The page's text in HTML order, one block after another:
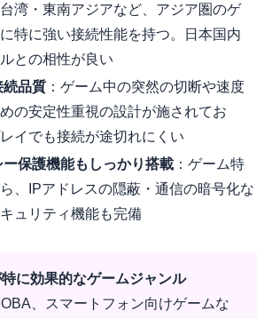
湾・東南アジアなど、アジア圏のゲ
特に強い接続性能を持つ。日本国内
との相性が良い
続品質 ：ゲーム中の突然の切断や速度
の安定性重視の設計が施されてお
イでも接続が途切れにくい
ー保護機能もしっかり搭載 ：ゲーム特
、IPアドレスの隠蔽・通信の暗号化な
ュリティ機能も完備
に効果的なゲームジャンル
、スマートフォン向けゲームな